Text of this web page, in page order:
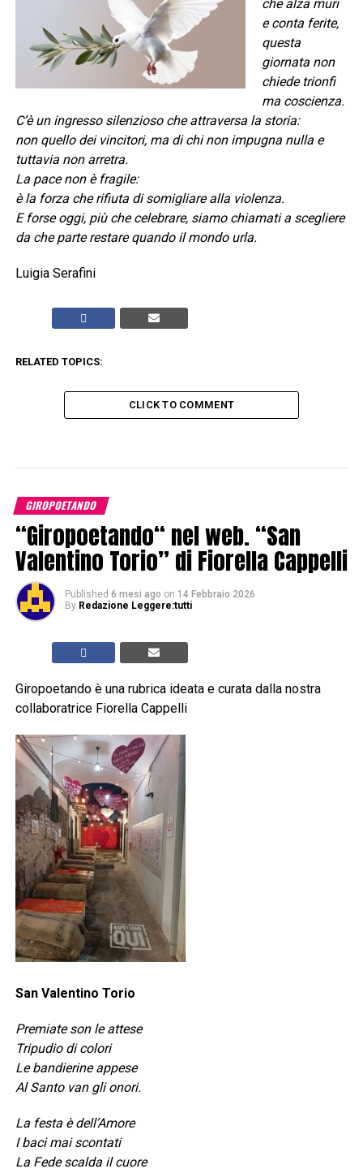
che alza muri
e conta ferite,
questa
giornata non
chiede trionfi
ma coscienza.
C’è un ingresso silenzioso che attraversa la storia:
non quello dei vincitori, ma di chi non impugna nulla e
tuttavia non arretra.
La pace non è fragile:
è la forza che rifiuta di somigliare alla violenza.
E forse oggi, più che celebrare, siamo chiamati a scegliere
da che parte restare quando il mondo urla.
Luigia Serafini
RELATED TOPICS:
CLICK TO COMMENT
GIROPOETANDO
“Giropoetando“ nel web. “San
Valentino Torio” di Fiorella Cappelli
Published 6 mesi ago on 14 Febbraio 2026
By Redazione Leggere:tutti
Giropoetando è una rubrica ideata e curata dalla nostra
collaboratrice Fiorella Cappelli
San Valentino Torio
Premiate son le attese
Tripudio di colori
Le bandierine appese
Al Santo van gli onori.
La festa è dell’Amore
I baci mai scontati
La Fede scalda il cuore